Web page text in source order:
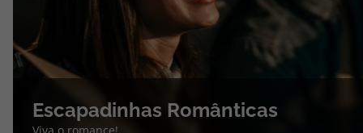
Escapadinhas Românticas